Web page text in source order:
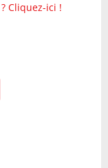
? Cliquez-ici !